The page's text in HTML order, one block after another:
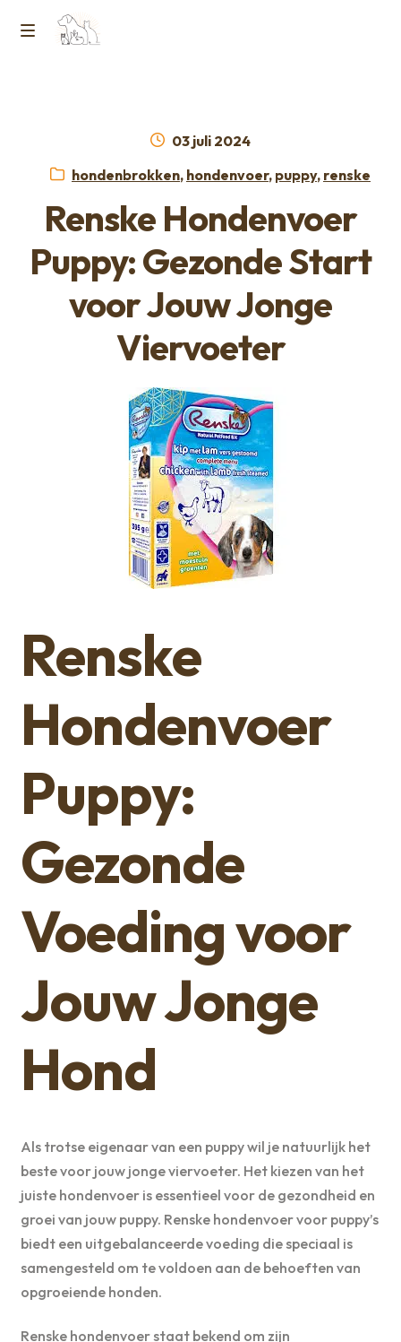
Ga
Ga
Horcon Webshop – GDPR / Voorwaarden /
Geplaatst
03 juli 2024
Categorieën:
hondenbrokken, hondenvoer, puppy, renske
Renske Hondenvoer
Puppy: Gezonde Start
voor Jouw Jonge
Viervoeter
Renske
Hondenvoer
Puppy:
Gezonde
Voeding voor
Jouw Jonge
Hond
Als trotse eigenaar van een puppy wil je natuurlijk het
beste voor jouw jonge viervoeter. Het kiezen van het
juiste hondenvoer is essentieel voor de gezondheid en
groei van jouw puppy. Renske hondenvoer voor puppy’s
biedt een uitgebalanceerde voeding die speciaal is
samengesteld om te voldoen aan de behoeften van
opgroeiende honden.
Renske hondenvoer staat bekend om zijn